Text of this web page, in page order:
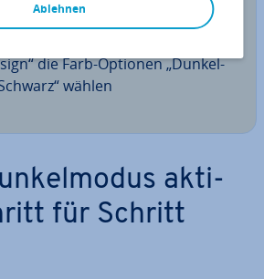
„Datei“ gehen
die Farb-Optionen „Dun­kel­
wählen
ak­ti­
für Schritt
Ablehnen